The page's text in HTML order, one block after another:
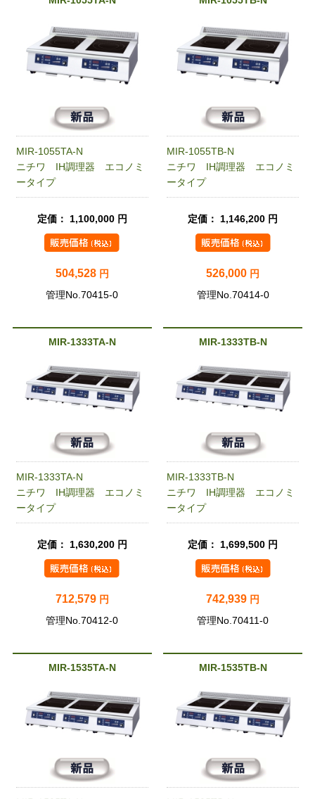
MIR-1055TA-N
ニチワ IH調理器 エコノミ
ータイプ
定価： 1,100,000 円
504,528 円
管理No.70415-0
MIR-1055TB-N
ニチワ IH調理器 エコノミ
ータイプ
定価： 1,146,200 円
526,000 円
管理No.70414-0
MIR-1333TA-N
MIR-1333TA-N
ニチワ IH調理器 エコノミ
ータイプ
定価： 1,630,200 円
712,579 円
管理No.70412-0
MIR-1333TB-N
MIR-1333TB-N
ニチワ IH調理器 エコノミ
ータイプ
定価： 1,699,500 円
742,939 円
管理No.70411-0
MIR-1535TA-N MIR-1535TB-N